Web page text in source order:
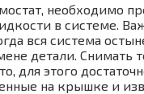
необходимо
в системе.
вся система
детали. Снимать
для этого
на крышке и